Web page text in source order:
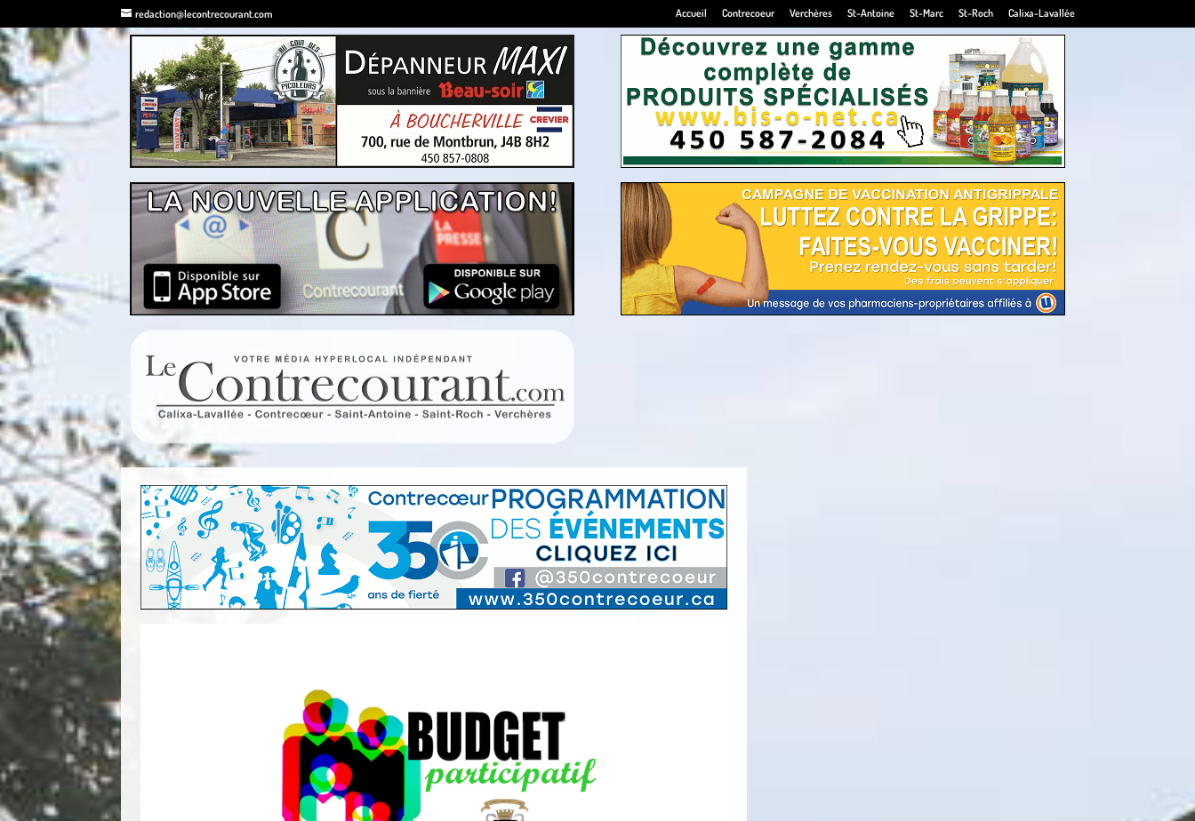
redaction@lecontrecourant.com Accueil Contrecoeur Verchères St-Antoine St-Marc St-Roch Calixa-Lavallée